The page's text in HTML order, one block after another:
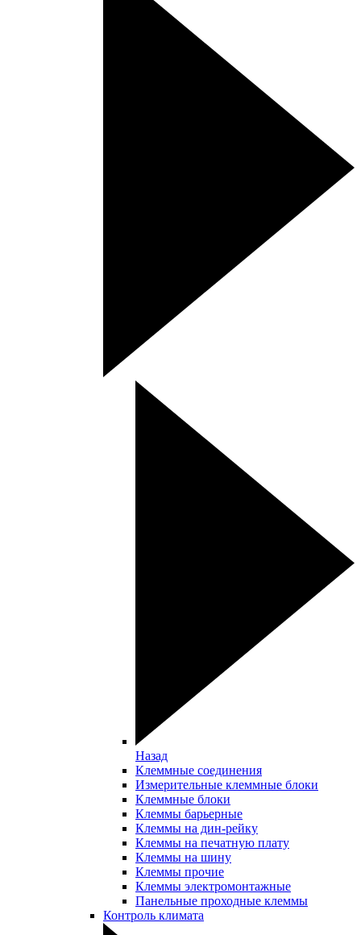
Назад
Клеммные соединения
Измерительные клеммные блоки
Клеммные блоки
Клеммы барьерные
Клеммы на дин-рейку
Клеммы на печатную плату
Клеммы на шину
Клеммы прочие
Клеммы электромонтажные
Панельные проходные клеммы
Контроль климата